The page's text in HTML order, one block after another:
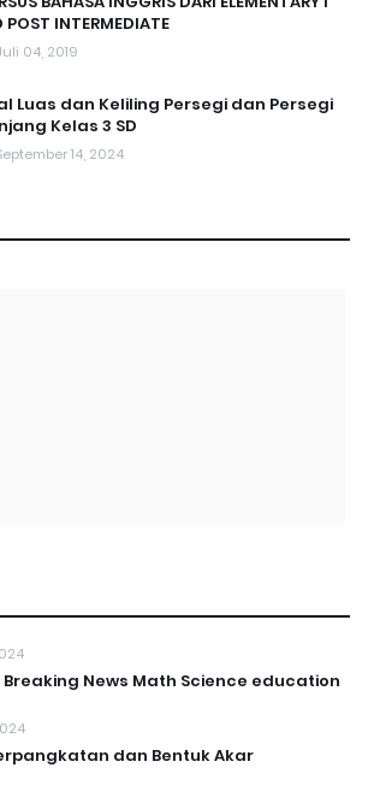
POST INTERMEDIATE
04, 2019
Luas dan Keliling Persegi dan Persegi
Kelas 3 SD
14, 2024
News Math Science education
dan Bentuk Akar